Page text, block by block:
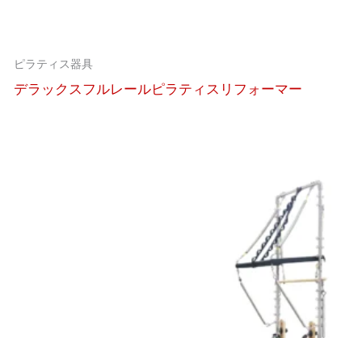
ピラティス器具
デラックスフルレールピラティスリフォーマー